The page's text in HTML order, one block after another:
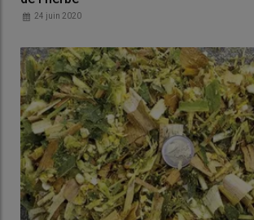
24 juin 2020